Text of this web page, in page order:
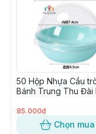
🔰 Phân phối Sỉ &
🔰 Nhập hàng
Nhà Máy lớn uy tín
50 Hộp Nhựa Cầu
Bánh Trung Thu Đài
Lava ~ 1 Ô (W80)
85.000đ
Chọn mua